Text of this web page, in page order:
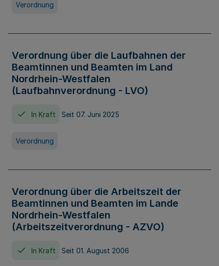
Verordnung
Verordnung über die Laufbahnen der
Beamtinnen und Beamten im Land
Nordrhein-Westfalen
(Laufbahnverordnung - LVO)
In Kraft Seit 07. Juni 2025
Verordnung
Verordnung über die Arbeitszeit der
Beamtinnen und Beamten im Lande
Nordrhein-Westfalen
(Arbeitszeitverordnung - AZVO)
In Kraft Seit 01. August 2006